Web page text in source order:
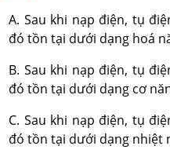
A. Sau khi nạp điện, tụ
đó tồn tại dưới dạng hoá
B. Sau khi nạp điện, tụ
đó tồn tại dưới dạng cơ
C. Sau khi nạp điện, tụ
đó tồn tại dưới dạng nhiệt